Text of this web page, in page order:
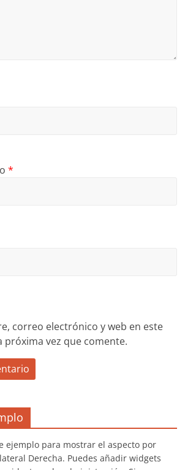
*
correo electrónico y web en este
próxima vez que comente.
ejemplo para mostrar el aspecto por
Derecha. Puedes añadir widgets